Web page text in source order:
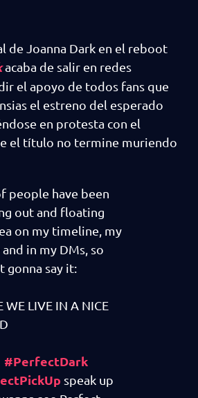
de Joanna Dark en el reboot
acaba de salir en redes
el apoyo de todos fans que
el estreno del esperado
en protesta con el
el título no termine muriendo
people have been
out and floating
on my timeline, my
in my DMs, so
gonna say it:
WE LIVE IN A NICE
#PerfectDark
speak up